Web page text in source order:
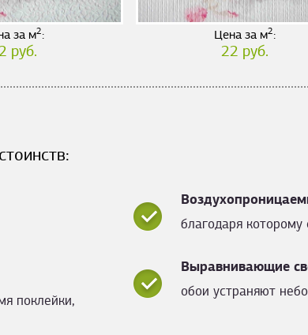
за м2:
руб.
Цена за м2:
22 руб.
благодаря
Выравнивающие
обои устраняют
поклейки,